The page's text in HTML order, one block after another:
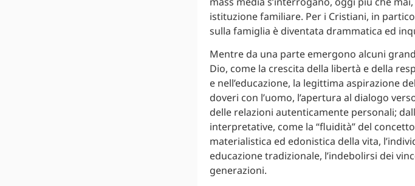
istituzione familiare. Per i Cristiani, in
sulla famiglia è diventata drammatica ed
Mentre da una parte emergono alcuni
Dio, come la crescita della libertà e della
e nell’educazione, la legittima aspirazione
doveri con l’uomo, l’apertura al dialogo
delle relazioni autenticamente personali;
interpretative, come la “fluidità” del
materialistica ed edonistica della vita,
educazione tradizionale, l’indebolirsi dei
generazioni.